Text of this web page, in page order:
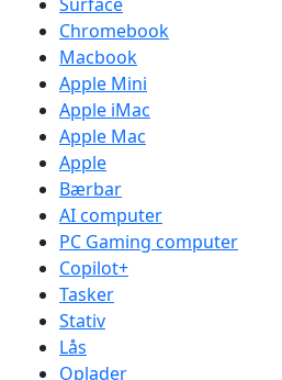
Chromebook
Macbook
Apple Mini
Apple iMac
Apple Mac
Apple
Bærbar
AI computer
PC Gaming computer
Copilot+
Tasker
Stativ
Lås
Oplader